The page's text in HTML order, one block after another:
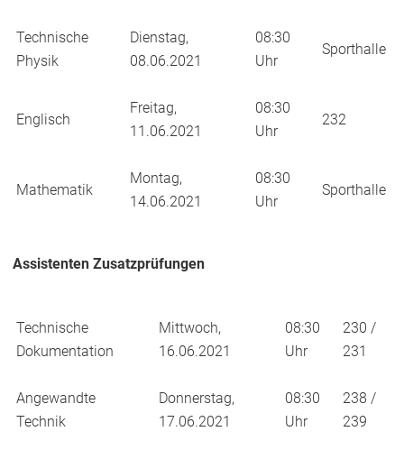
Technische
Physik
Dienstag,
08.06.2021
08:30
Uhr
Sporthalle
Englisch
Freitag,
11.06.2021
08:30
Uhr
232
Mathematik
Montag,
14.06.2021
08:30
Uhr
Sporthalle
Assistenten Zusatzprüfungen
Technische
Dokumentation
Mittwoch,
16.06.2021
08:30
Uhr
230 /
231
Angewandte
Technik
Donnerstag,
17.06.2021
08:30
Uhr
238 /
239